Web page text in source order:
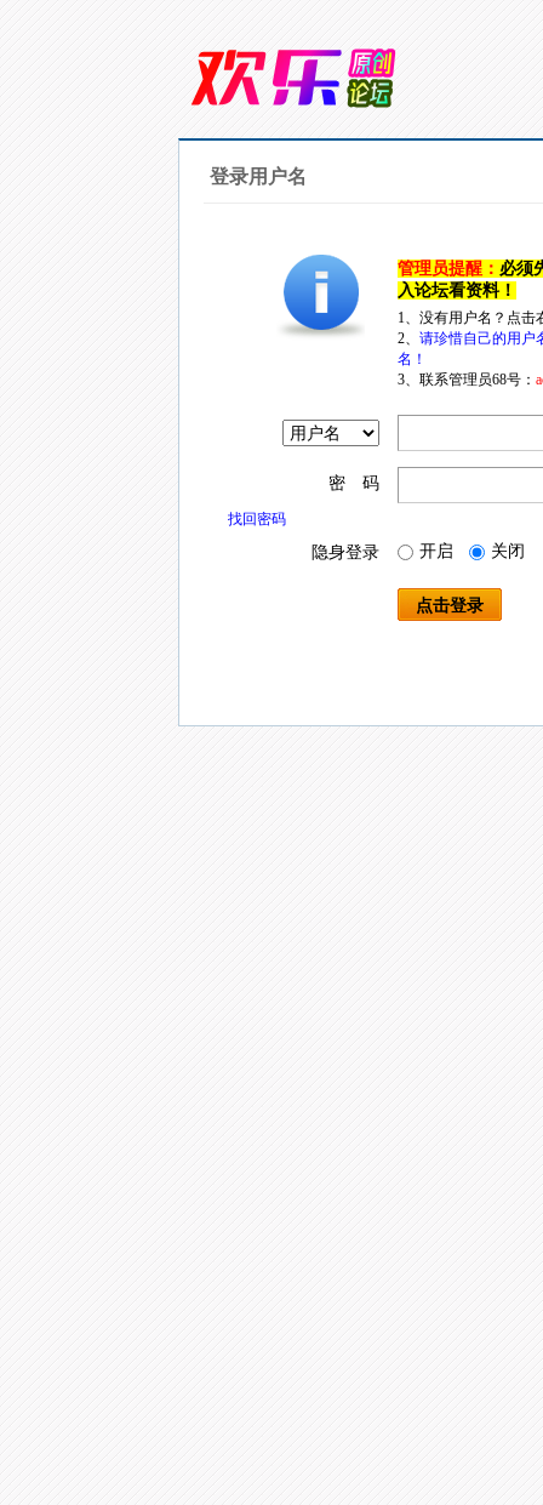
登录用户名
管理员提醒： 必须
入论坛看资料！
1、没有用户名？点
2、 请珍惜自己的用户
名！
3、联系管理员68号：
密 码
找回密码
隐身登录 开启 关闭
点击登录